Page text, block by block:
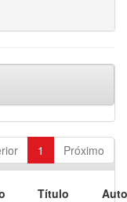
1 Próximo
Título